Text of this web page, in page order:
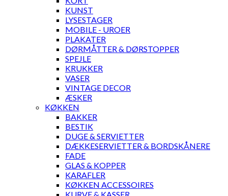
KUNST
LYSESTAGER
MOBILE - UROER
PLAKATER
DØRMÅTTER & DØRSTOPPER
SPEJLE
KRUKKER
VASER
VINTAGE DECOR
ÆSKER
KØKKEN
BAKKER
BESTIK
DUGE & SERVIETTER
DÆKKESERVIETTER & BORDSKÅNERE
FADE
GLAS & KOPPER
KARAFLER
KØKKEN ACCESSOIRES